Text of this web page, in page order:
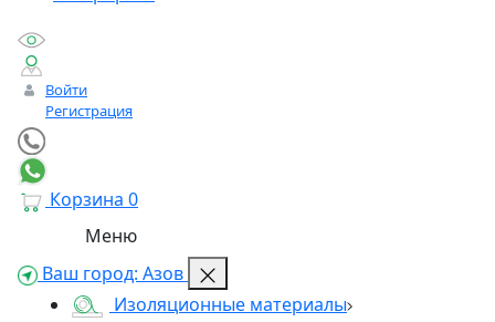
Войти
Регистрация
Корзина 0
Меню
Ваш город: Азов
Изоляционные материалы